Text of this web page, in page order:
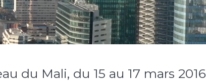
du Mali, du 15 au 17 mars 2016